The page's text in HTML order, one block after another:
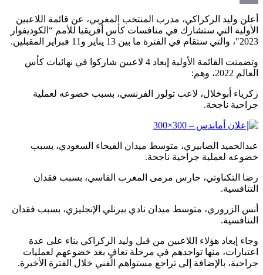
Email
أعلن وليد الركراكي، مدرب المنتخب المغربي، عن قائمة اللاعبين
الأولية التي ستشارك في منافسات كأس أفريقيا للأمم “الكوديفوار
2023″، والتي ستقام في الفترة ما بين 13 يناير و11 فبراير المقبلين.
وتضمنت القائمة الأولية إبعاد 4 لاعبين شاركوا في نهائيات كأس
العالم 2022، وهم:
زكرياء أبوخلال، لاعب تولوز الفرنسي، بسبب خضوعه لعملية
جراحية ناجحة.
عبدالحميد الصابيري، متوسط ميدان الفيحاء السعودي، بسبب
خضوعه لعملية جراحية ناجحة.
رضا التكناوتي، حارس مرمى المغرب الفاسي، بسبب فقدان
التنافسية.
أنس الزروري، متوسط ميدان نادي بيرنلي الإنجليزي، بسبب فقدان
التنافسية.
وجاء إبعاد هؤلاء اللاعبين من قبل وليد الركراكي بناء على عدة
اعتبارات، منها تواجدهم في مرحلة تعافٍ بعد خضوعهم لعمليات
جراحية، بالإضافة إلى تراجع مستواهم الفني خلال الفترة الأخيرة.